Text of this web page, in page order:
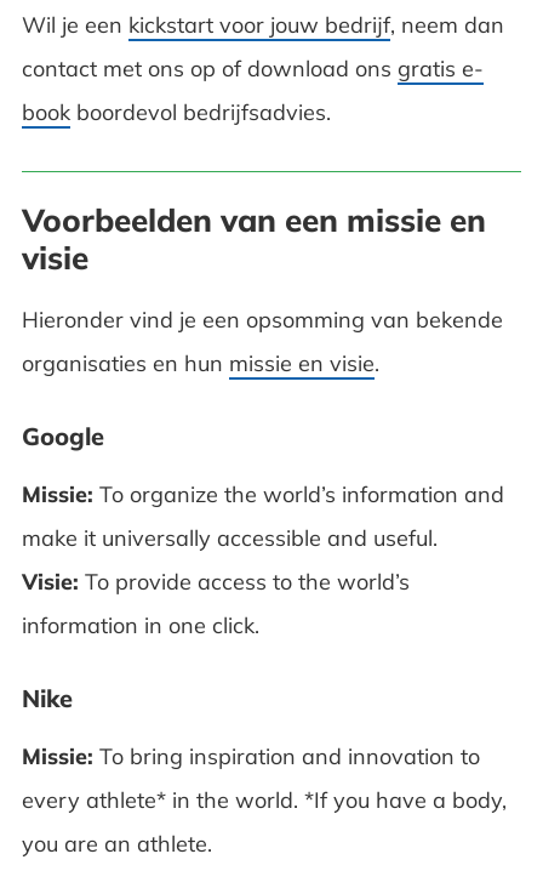
Wil je een kickstart voor jouw bedrijf, neem dan
contact met ons op of download ons gratis e-
bookboordevol bedrijfsadvies.
Voorbeelden van een missie en
visie
Hieronder vind je een opsomming van bekende
organisaties en hun missie en visie.
Google
Missie: To organize the world’s information and
make it universally accessible and useful.
Visie: To provide access to the world’s
information in one click.
Nike
Missie: To bring inspiration and innovation to
every athlete* in the world. *If you have a body,
you are an athlete.